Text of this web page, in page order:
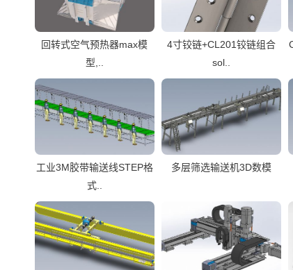
回转式空气预热器max模
型,..
4寸铰链+CL201铰链组合
sol..
工业3M胶带输送线STEP格
式..
多层筛选输送机3D数模